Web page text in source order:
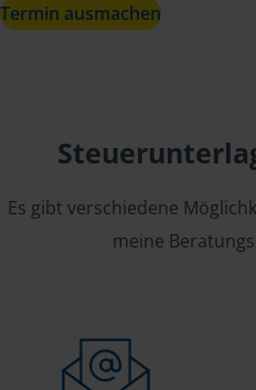
Termin ausmachen
Es gibt verschiedene
meine